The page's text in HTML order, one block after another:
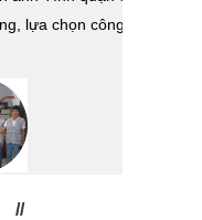
chọn công ty